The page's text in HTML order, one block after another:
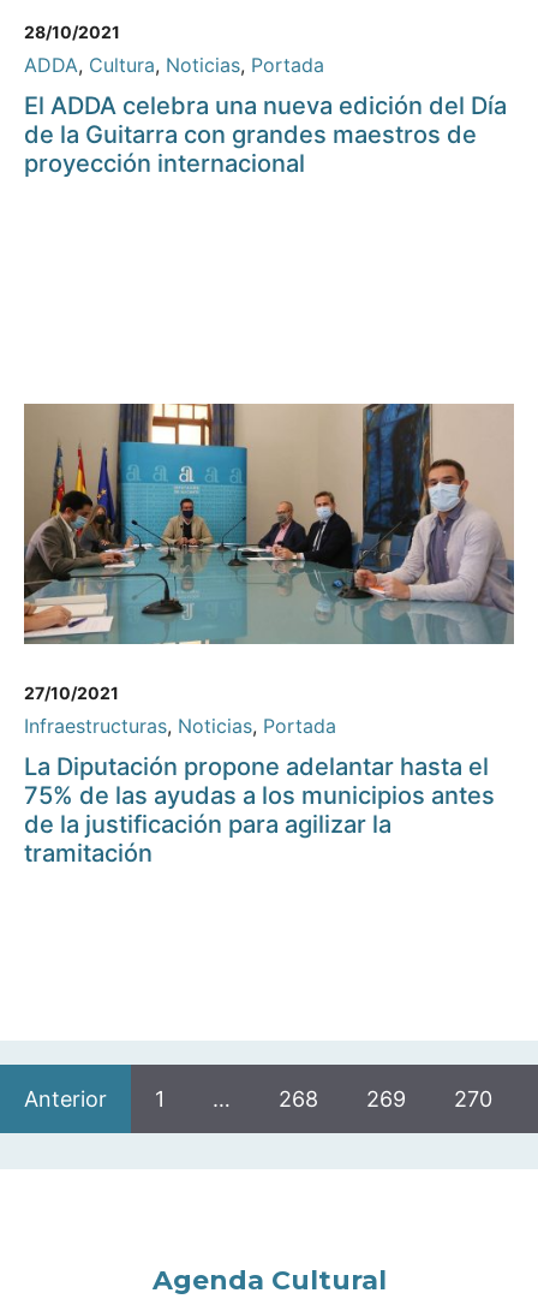
28/10/2021
ADDA, Cultura, Noticias, Portada
El ADDA celebra una nueva edición del Día
de la Guitarra con grandes maestros de
proyección internacional
27/10/2021
Infraestructuras, Noticias, Portada
La Diputación propone adelantar hasta el
75% de las ayudas a los municipios antes
de la justificación para agilizar la
tramitación
Anterior 1 … 268 269 270
Agenda Cultural